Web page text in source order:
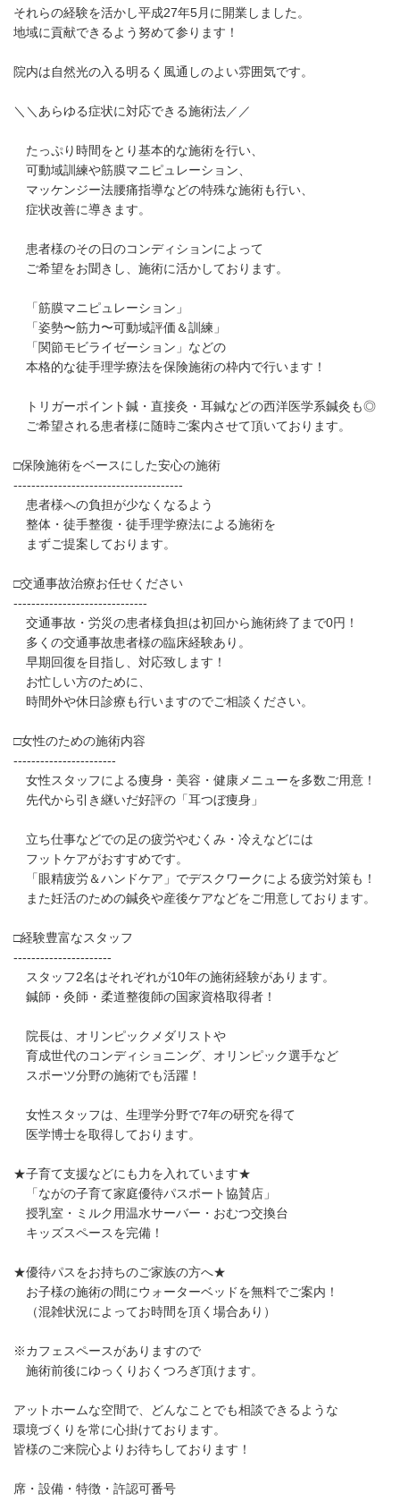
それらの経験を活かし平成27年5月に開業しました。
地域に貢献できるよう努めて参ります！
院内は自然光の入る明るく風通しのよい雰囲気です。
＼＼あらゆる症状に対応できる施術法／／
たっぷり時間をとり基本的な施術を行い、
可動域訓練や筋膜マニピュレーション、
マッケンジー法腰痛指導などの特殊な施術も行い、
症状改善に導きます。
患者様のその日のコンディションによって
ご希望をお聞きし、施術に活かしております。
「筋膜マニピュレーション」
「姿勢〜筋力〜可動域評価＆訓練」
「関節モビライゼーション」などの
本格的な徒手理学療法を保険施術の枠内で行います！
トリガーポイント鍼・直接灸・耳鍼などの西洋医学系鍼灸も◎
ご希望される患者様に随時ご案内させて頂いております。
□保険施術をベースにした安心の施術
--------------------------------------
患者様への負担が少なくなるよう
整体・徒手整復・徒手理学療法による施術を
まずご提案しております。
□交通事故治療お任せください
------------------------------
交通事故・労災の患者様負担は初回から施術終了まで0円！
多くの交通事故患者様の臨床経験あり。
早期回復を目指し、対応致します！
お忙しい方のために、
時間外や休日診療も行いますのでご相談ください。
□女性のための施術内容
-----------------------
女性スタッフによる痩身・美容・健康メニューを多数ご用意！
先代から引き継いだ好評の「耳つぼ痩身」
立ち仕事などでの足の疲労やむくみ・冷えなどには
フットケアがおすすめです。
「眼精疲労＆ハンドケア」でデスクワークによる疲労対策も！
また妊活のための鍼灸や産後ケアなどをご用意しております。
□経験豊富なスタッフ
----------------------
スタッフ2名はそれぞれが10年の施術経験があります。
鍼師・灸師・柔道整復師の国家資格取得者！
院長は、オリンピックメダリストや
育成世代のコンディショニング、オリンピック選手など
スポーツ分野の施術でも活躍！
女性スタッフは、生理学分野で7年の研究を得て
医学博士を取得しております。
★子育て支援などにも力を入れています★
「ながの子育て家庭優待パスポート協賛店」
授乳室・ミルク用温水サーバー・おむつ交換台
キッズスペースを完備！
★優待パスをお持ちのご家族の方へ★
お子様の施術の間にウォーターベッドを無料でご案内！
（混雑状況によってお時間を頂く場合あり）
※カフェスペースがありますので
施術前後にゆっくりおくつろぎ頂けます。
アットホームな空間で、どんなことでも相談できるような
環境づくりを常に心掛けております。
皆様のご来院心よりお待ちしております！
席・設備・特徴・許認可番号